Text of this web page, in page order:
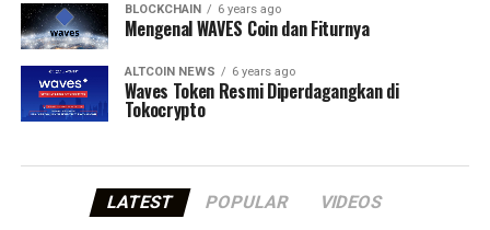
BLOCKCHAIN 6 years ago
Mengenal WAVES Coin dan Fiturnya
ALTCOIN NEWS 6 years ago
Waves Token Resmi Diperdagangkan di
Tokocrypto
LATEST POPULAR VIDEOS